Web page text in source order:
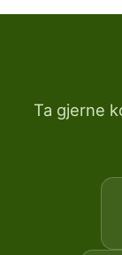
Ta gjerne